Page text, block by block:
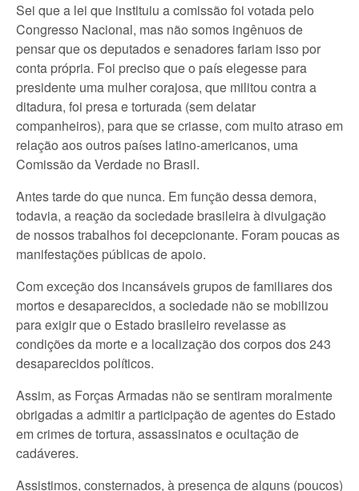
Sei que a lei que instituiu a comissão foi votada pelo
Congresso Nacional, mas não somos ingênuos de
pensar que os deputados e senadores fariam isso por
conta própria. Foi preciso que o país elegesse para
presidente uma mulher corajosa, que militou contra a
ditadura, foi presa e torturada (sem delatar
companheiros), para que se criasse, com muito atraso em
relação aos outros países latino-americanos, uma
Comissão da Verdade no Brasil.
Antes tarde do que nunca. Em função dessa demora,
todavia, a reação da sociedade brasileira à divulgação
de nossos trabalhos foi decepcionante. Foram poucas as
manifestações públicas de apoio.
Com exceção dos incansáveis grupos de familiares dos
mortos e desaparecidos, a sociedade não se mobilizou
para exigir que o Estado brasileiro revelasse as
condições da morte e a localização dos corpos dos 243
desaparecidos políticos.
Assim, as Forças Armadas não se sentiram moralmente
obrigadas a admitir a participação de agentes do Estado
em crimes de tortura, assassinatos e ocultação de
cadáveres.
Assistimos, consternados, à presença de alguns (poucos)